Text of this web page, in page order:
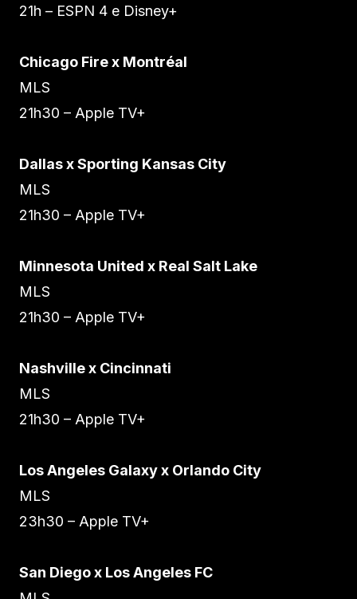
21h – ESPN 4 e Disney+
Chicago Fire x Montréal
MLS
21h30 – Apple TV+
Dallas x Sporting Kansas City
MLS
21h30 – Apple TV+
Minnesota United x Real Salt Lake
MLS
21h30 – Apple TV+
Nashville x Cincinnati
MLS
21h30 – Apple TV+
Los Angeles Galaxy x Orlando City
MLS
23h30 – Apple TV+
San Diego x Los Angeles FC